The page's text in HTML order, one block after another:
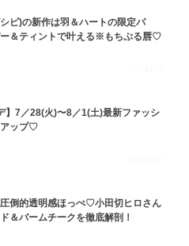
ピ)の新作は羽＆ハートの限定パ
＆ティントで叶える※もちぷる唇♡
】7／28(火)〜8／1(土)最新ファッシ
アップ♡
倒的透明感ほっぺ♡小田切ヒロさん
＆バームチークを徹底解剖！